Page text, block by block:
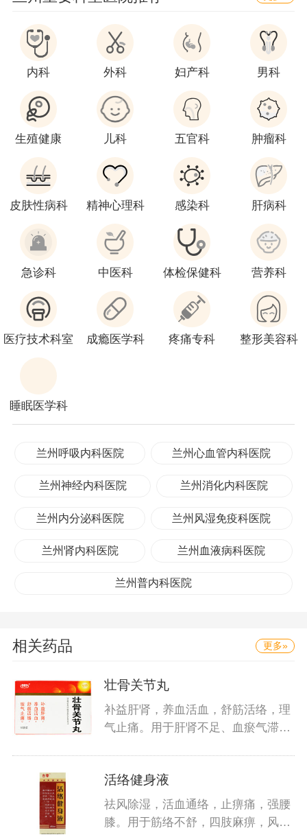
内科 外科 妇产科 男科
生殖健康 儿科 五官科 肿瘤科
皮肤性病科 精神心理科 感染科 肝病科
急诊科 中医科 体检保健科 营养科
医疗技术科室 成瘾医学科 疼痛专科 整形美容科
睡眠医学科
兰州呼吸内科医院 兰州心血管内科医院
兰州神经内科医院 兰州消化内科医院
兰州内分泌科医院 兰州风湿免疫科医院
兰州肾内科医院 兰州血液病科医院
兰州普内科医院
相关药品 更多»
壮骨关节丸
补益肝肾，养血活血，舒筋活络，理
气止痛。用于肝肾不足、血瘀气滞、
活络健身液
祛风除湿，活血通络，止痹痛，强腰
膝。用于筋络不舒，四肢麻痹，风湿